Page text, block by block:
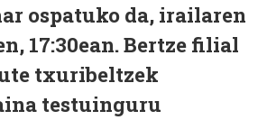
ospatuko da, irailaren
17:30ean. Bertze filial
txuribeltzek
testuinguru